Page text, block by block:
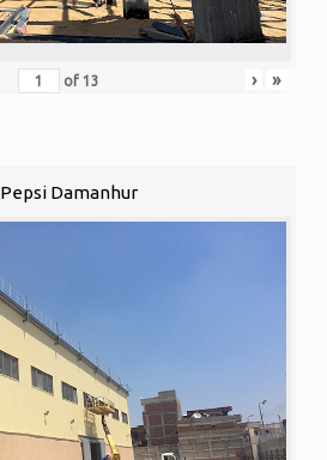
of 13 › »
Pepsi Damanhur